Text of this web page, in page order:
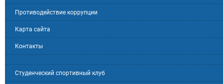
Противодействие коррупции
Карта сайта
Контакты
Студенческий спортивный клуб